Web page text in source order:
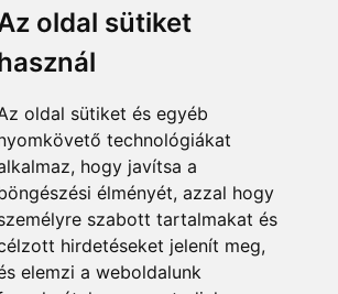
oldal sütiket
oldal sütiket és egyéb
technológiákat
hogy javítsa a
élményét, azzal hogy
szabott tartalmakat és
hirdetéseket jelenít meg,
elemzi a weboldalunk
lábú karácsonyi manólány
16 164 Ft-tól
Elfogadott fizetési módok